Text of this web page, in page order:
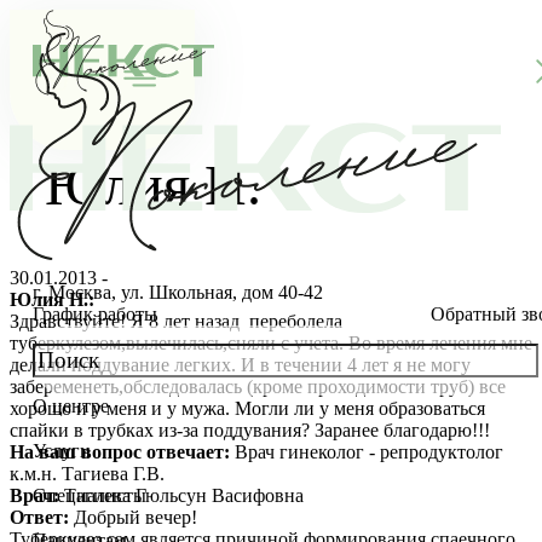
г. Москва, ул. Школьная, дом 40-42
График работы
Обратный
О центре
О клинике
Новости
Благотворительность
Услуги
Консультации специалистов
Стоимость ЭКО
Специалисты
Главный врач
Юлия Н.
30.01.2013 -
Юлия Н.:
Здравствуйте! Я 8 лет назад переболела
туберкулезом,вылечилась,сняли с учета. Во время лечения мне
делали поддувание легких. И в течении 4 лет я не могу
забеременеть,обследовалась (кроме проходимости труб) все
хорошо и у меня и у мужа. Могли ли у меня образоваться
спайки в трубках из-за поддувания? Заранее благодарю!!!
На ваш вопрос отвечает: Врач гинеколог - репродуктолог
к.м.н. Тагиева Г.В.
Врач: Тагиева Гюльсун Васифовна
Ответ: Добрый вечер!